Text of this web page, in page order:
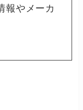
報やメーカ